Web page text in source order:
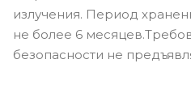
излучения. Период
не более 6
безопасности не